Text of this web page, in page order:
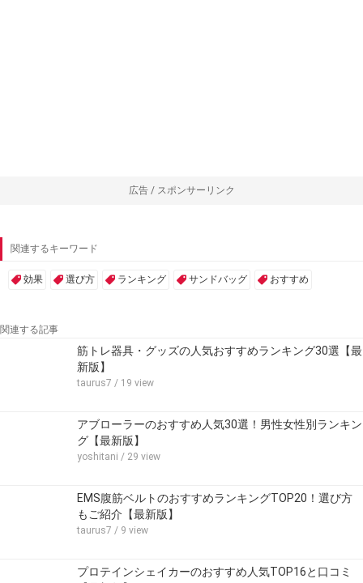
広告 / スポンサーリンク
関連するキーワード
効果 選び方 ランキング サンドバッグ おすすめ
関連する記事
筋トレ器具・グッズの人気おすすめランキング30選【最
新版】
taurus7 / 19 view
アブローラーのおすすめ人気30選！男性女性別ランキン
グ【最新版】
yoshitani / 29 view
EMS腹筋ベルトのおすすめランキングTOP20！選び方
もご紹介【最新版】
taurus7 / 9 view
プロテインシェイカーのおすすめ人気TOP16と口コミ